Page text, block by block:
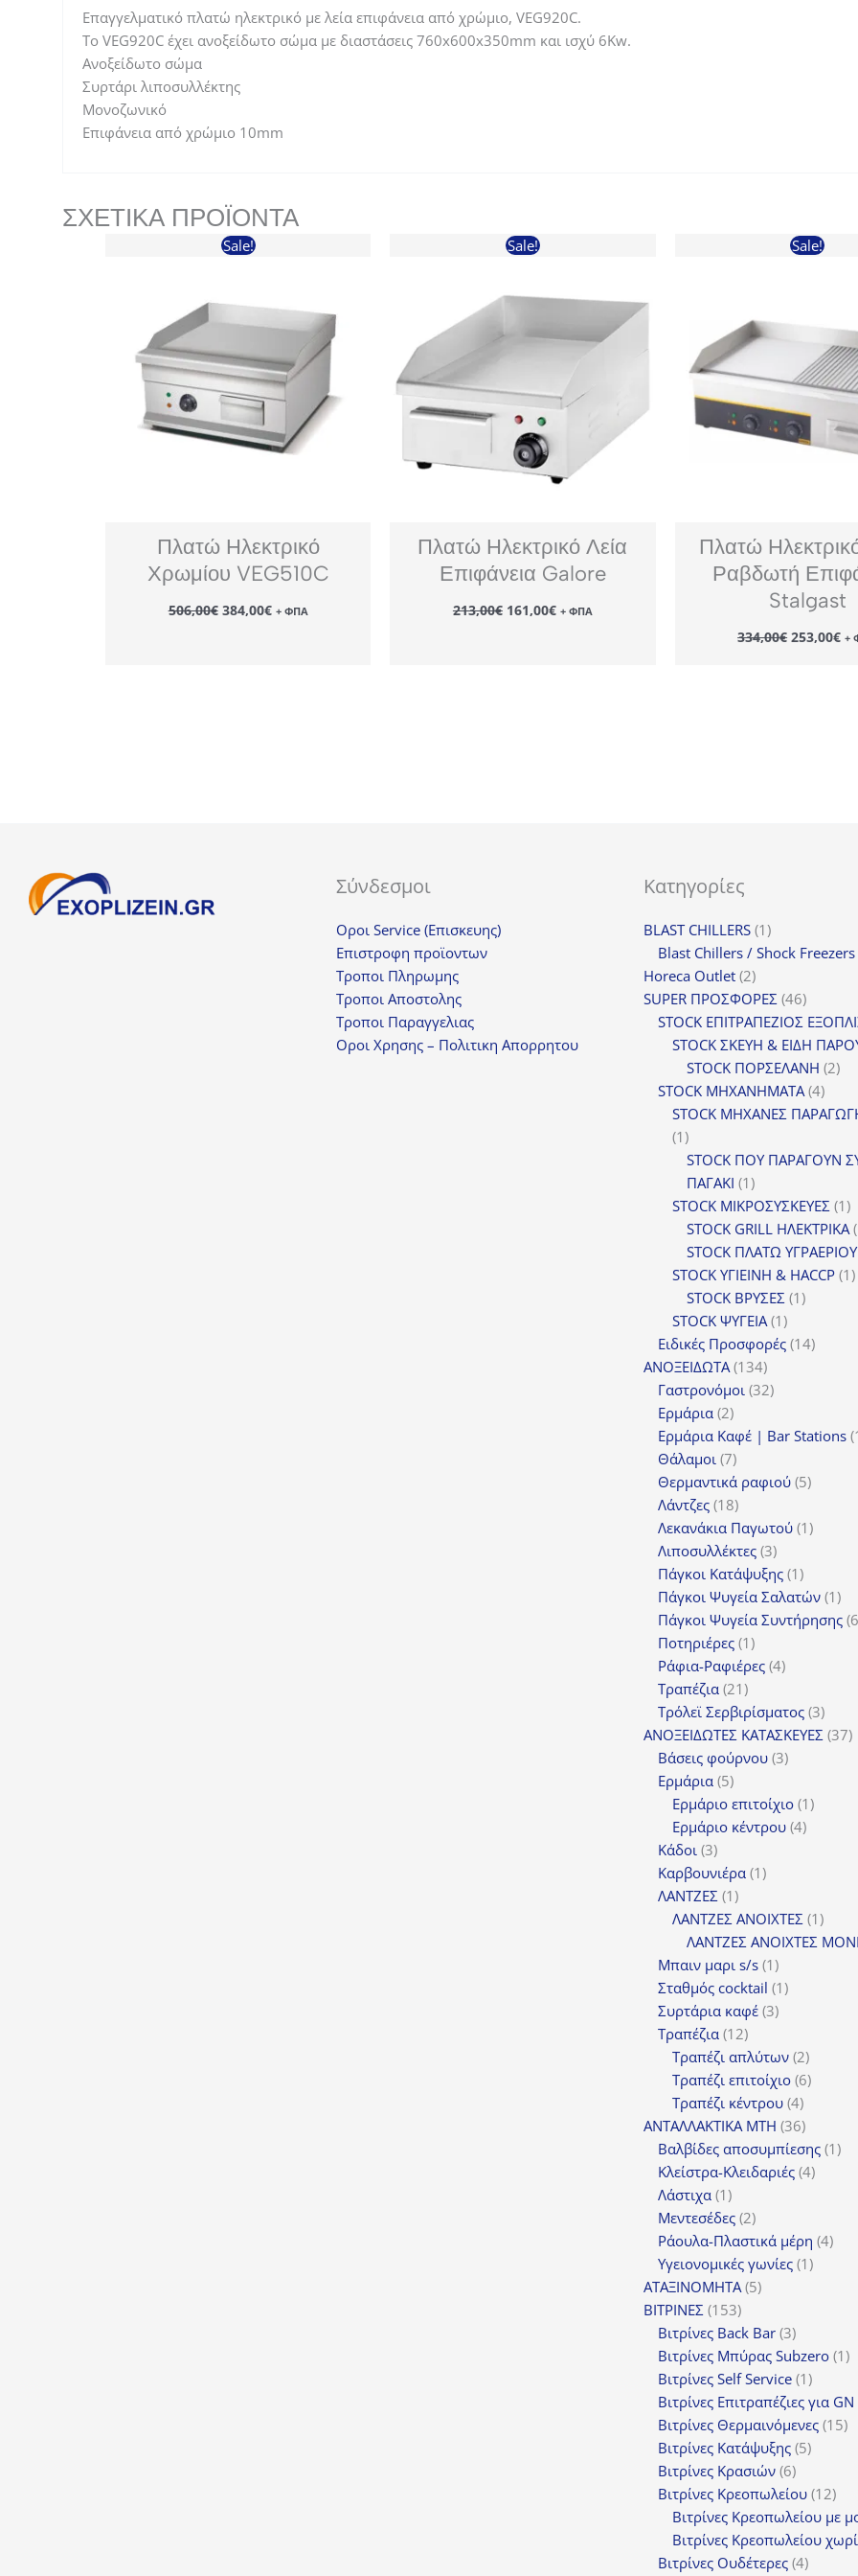
Επαγγελματικό πλατώ ηλεκτρικό με λεία επιφάνεια από χρώμιο, VEG920C.
To VEG920C έχει ανοξείδωτο σώμα με διαστάσεις 760x600x350mm και ισχύ 6Kw.
Ανοξείδωτο σώμα
Συρτάρι λιποσυλλέκτης
Μονοζωνικό
Επιφάνεια από χρώμιο 10mm
ΣΧΕΤΙΚΆ ΠΡΟΪΌΝΤΑ
Sale!
Πλατώ Ηλεκτρικό
Χρωμίου VEG510C
506,00€ Original
price
384,00€Η
τρέχουσα
+ ΦΠΑ
Sale!
Πλατώ Ηλεκτρικό Λεία
Επιφάνεια Galore
213,00€ Original
price
161,00€Η
τρέχουσα
+ ΦΠΑ
Sale!
Πλατώ
Ραβδωτή
Stalgast
334,00€ Original
price
253,00€Η+
Σύνδεσμοι
Οροι Service (Επισκευης)
Επιστροφη προϊοντων
Τροποι Πληρωμης
Τροποι Αποστολης
Τροποι Παραγγελιας
Οροι Χρησης – Πολιτικη Απορρητου
Κατηγορίες
BLAST CHILLERS 11
προϊόν
Blast Chillers / Shock Freezers
Horeca Outlet 22
προϊόντα
SUPER ΠΡΟΣΦΟΡΕΣ 4646
STOCK ΕΠΙΤΡΑΠΕΖΙΟΣ
STOCK ΣΚΕΥΗ & ΕΙΔΗ
STOCK ΠΟΡΣΕΛΑΝΗ 22
STOCK ΜΗΧΑΝΗΜΑΤΑ 44
STOCK ΜΗΧΑΝΕΣ
11
προϊόν
STOCK ΠΟΥ ΠΑΡΑΓΟΥΝ
ΠΑΓΑΚΙ 11
προϊόν
STOCK ΜΙΚΡΟΣΥΣΚΕΥΕΣ 11
STOCK GRILL ΗΛΕΚΤΡΙΚΑ
STOCK ΠΛΑΤΩ ΥΓΡΑΕΡΙΟΥ
STOCK ΥΓΙΕΙΝΗ & HACCP 11
STOCK ΒΡΥΣΕΣ 11
STOCK ΨΥΓΕΙΑ 11
προϊόν
Ειδικές Προσφορές 1414
ΑΝΟΞΕΙΔΩΤΑ 134134
προϊόντα
Γαστρονόμοι 3232
Ερμάρια 22
προϊόντα
Ερμάρια Καφέ | Bar Stations
Θάλαμοι 77
προϊόντα
Θερμαντικά ραφιού 55
Λάντζες 1818
προϊόντα
Λεκανάκια Παγωτού 11
Λιποσυλλέκτες 33
προϊόντα
Πάγκοι Κατάψυξης 11
προϊόν
Πάγκοι Ψυγεία Σαλατών 11
Πάγκοι Ψυγεία Συντήρησης 6
Ποτηριέρες 11
προϊόν
Ράφια-Ραφιέρες 44
Τραπέζια 2121
προϊόντα
Τρόλεϊ Σερβιρίσματος 33
ΑΝΟΞΕΙΔΩΤΕΣ ΚΑΤΑΣΚΕΥΕΣ 3737
Βάσεις φούρνου 33
Ερμάρια 55
προϊόντα
Ερμάριο επιτοίχιο 11
Ερμάριο κέντρου 44
Κάδοι 33
προϊόντα
Καρβουνιέρα 11
ΛΑΝΤΖΕΣ 11
προϊόν
ΛΑΝΤΖΕΣ ΑΝΟΙΧΤΕΣ 11
ΛΑΝΤΖΕΣ ΑΝΟΙΧΤΕΣ
Μπαιν μαρι s/s 11
προϊόν
Σταθμός cocktail 11
Συρτάρια καφέ 33
Τραπέζια 1212
προϊόντα
Τραπέζι απλύτων 22
προϊόντα
Τραπέζι επιτοίχιο 66
Τραπέζι κέντρου 44
προϊόντα
ΑΝΤΑΛΛΑΚΤΙΚΑ MTH 3636
προϊόντα
Βαλβίδες αποσυμπίεσης 11
Κλείστρα-Κλειδαριές 44
Λάστιχα 11
προϊόν
Μεντεσέδες 22
προϊόντα
Ράουλα-Πλαστικά μέρη 44
Υγειονομικές γωνίες 11
ΑΤΑΞΙΝΟΜΗΤΑ 55
ΒΙΤΡΙΝΕΣ 153153
προϊόντα
Βιτρίνες Back Bar 33
προϊόντα
Βιτρίνες Mπύρας Subzero 11
Βιτρίνες Self Service 11
προϊόν
Βιτρίνες Επιτραπέζιες για GN
Βιτρίνες Θερμαινόμενες 1515
Βιτρίνες Κατάψυξης 55
Βιτρίνες Κρασιών 66
προϊόντα
Βιτρίνες Κρεοπωλείου 1212
Βιτρίνες Κρεοπωλείου με
Βιτρίνες Κρεοπωλείου
Βιτρίνες Ουδέτερες 44